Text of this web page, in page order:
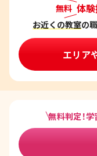
無料 体
お近くの教室の
エリア
無料判定！